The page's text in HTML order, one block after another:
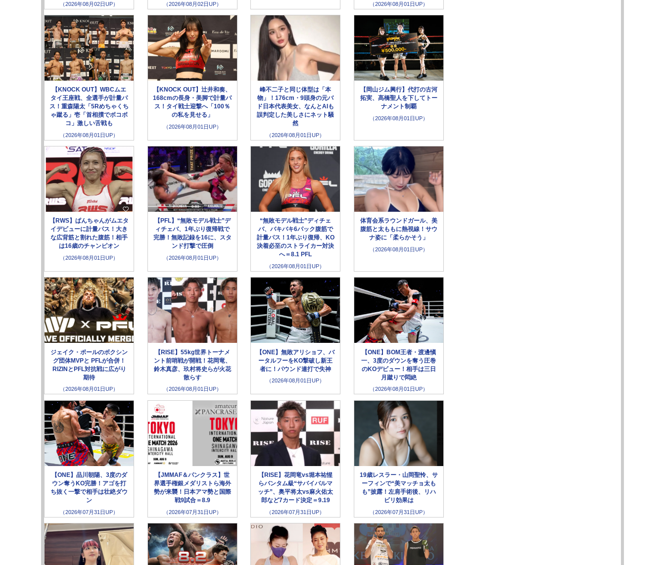
（2026年08月02日UP） （2026年08月02日UP） （2026年08月01日UP）
【KNOCK OUT】WBCムエ
タイ王座戦、全選手が計量パ
ス！重森陽太「5Rめちゃくち
ゃ蹴る」壱「首相撲でボコボ
コ」激しい舌戦も
（2026年08月01日UP）
【KNOCK OUT】辻井和奏、
168cmの長身・美脚で計量パ
ス！タイ戦士迎撃へ「100％
の私を見せる」
（2026年08月01日UP）
峰不二子と同じ体型は「本
物」！176cm・9頭身の元バ
ド日本代表美女、なんとAIも
誤判定した美しさにネット騒
然
（2026年08月01日UP）
【岡山ジム興行】代打の古河
拓実、髙橋聖人を下してトー
ナメント制覇
（2026年08月01日UP）
【RWS】ぱんちゃんがムエタ
イデビューに計量パス！大き
な広背筋と割れた腹筋！相手
は16歳のチャンピオン
（2026年08月01日UP）
【PFL】“無敗モデル戦士”デ
ィチェバ、1年ぶり復帰戦で
完勝！無敗記録を16に、スタ
ンド打撃で圧倒
（2026年08月01日UP）
“無敗モデル戦士”ディチェ
バ、バキバキ6パック腹筋で
計量パス！1年ぶり復帰、KO
決着必至のストライカー対決
へ＝8.1 PFL
（2026年08月01日UP）
体育会系ラウンドガール、美
腹筋と太ももに熱視線！サウ
ナ姿に「柔らかそう」
（2026年08月01日UP）
ジェイク・ポールのボクシン
グ団体MVPと PFLが合併！
RIZINとPFL対抗戦に広がり
期待
（2026年08月01日UP）
【RISE】55kg世界トーナメ
ント前哨戦が開戦！花岡竜、
鈴木真彦、玖村将史らが火花
散らす
（2026年08月01日UP）
【ONE】無敗アリショフ、バ
ータルフーをKO撃破し新王
者に！パウンド連打で失神
（2026年08月01日UP）
【ONE】BOM王者・渡邊愼
一、3度のダウンを奪う圧巻
のKOデビュー！相手は三日
月蹴りで悶絶
（2026年08月01日UP）
【ONE】品川朝陽、3度のダ
ウン奪うKO完勝！アゴを打
ち抜く一撃で相手は壮絶ダウ
ン
（2026年07月31日UP）
【JMMAF＆パンクラス】世
界選手権銀メダリストら海外
勢が来襲！日本アマ勢と国際
戦9試合＝8.9
（2026年07月31日UP）
【RISE】花岡竜vs堀本祐惺
らバンタム級“サバイバルマ
ッチ”、奥平将太vs麻火佑太
郎など7カード決定＝9.19
（2026年07月31日UP）
19歳レスラー・山岡聖怜、サ
ーフィンで“美マッチョ太も
も”披露！左肩手術後、リハ
ビリ効果は
（2026年07月31日UP）